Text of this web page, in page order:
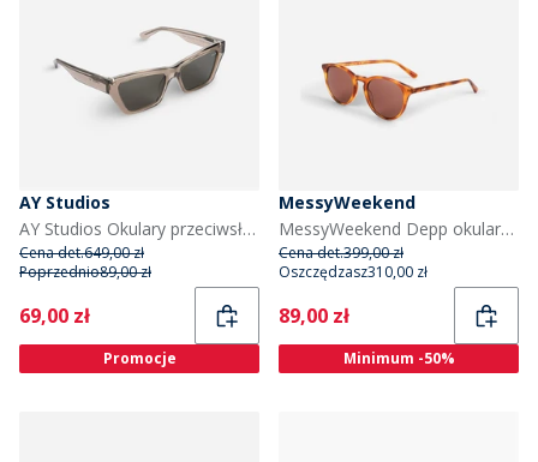
AY Studios
AY Studios Okulary przeciwsłoneczne Beam kolor Transparent Oyster
Cena det.649,00 zł
Poprzednio89,00 zł
Current
69,00 zł
Promocje
MessyWeekend
MessyWeekend Depp okulary przeciwsłoneczne kolor Havana
Cena det.399,00 zł
Oszczędzasz310,00 zł
Current
89,00 zł
Minimum -50%